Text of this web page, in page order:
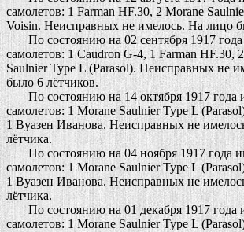
самолетов: 1 Farman HF.30, 2 Morane
Voisin. Неисправных не имелось. На лицо
По состоянию на 02 сентября 1917 года
самолетов: 1 Caudron G-4, 1 Farman HF.30,
Saulnier Type L (Parasol). Неисправных не
было 6 лётчиков.
По состоянию на 14 октября 1917 года
самолетов: 1 Morane Saulnier Type L
1 Вуазен Иванова. Неисправных не
лётчика.
По состоянию на 04 ноября 1917 года
самолетов: 1 Morane Saulnier Type L
1 Вуазен Иванова. Неисправных не
лётчика.
По состоянию на 01 декабря 1917 года
самолетов: 1 Morane Saulnier Type L